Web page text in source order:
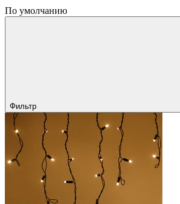
По умолчанию
Фильтр